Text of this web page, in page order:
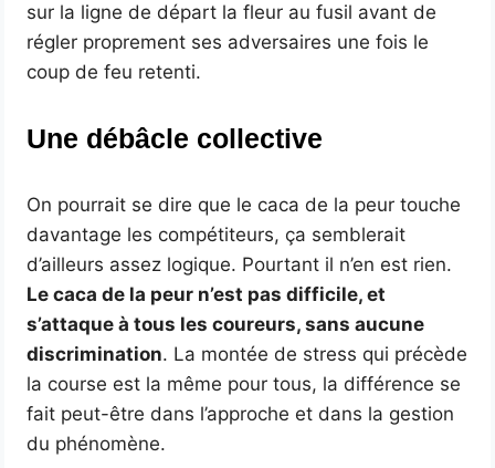
sur la ligne de départ la fleur au fusil avant de
régler proprement ses adversaires une fois le
coup de feu retenti.
Une débâcle collective
On pourrait se dire que le caca de la peur touche
davantage les compétiteurs, ça semblerait
d’ailleurs assez logique. Pourtant il n’en est rien.
Le caca de la peur n’est pas difficile, et
s’attaque à tous les coureurs, sans aucune
discrimination. La montée de stress qui précède
la course est la même pour tous, la différence se
fait peut-être dans l’approche et dans la gestion
du phénomène.